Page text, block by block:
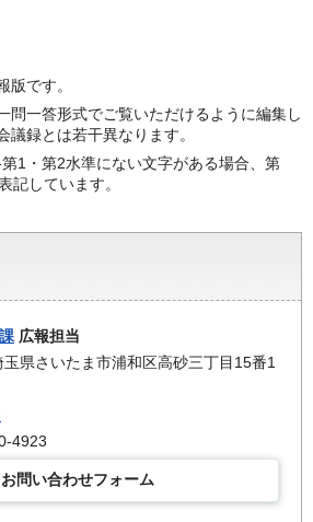
版です。
問一答形式でご覧いただけるように編集し
議録とは若干異なります。
1・第2水準にない文字がある場合、第
記しています。
広報担当
県さいたま市浦和区高砂三丁目15番1
4923
お問い合わせフォーム